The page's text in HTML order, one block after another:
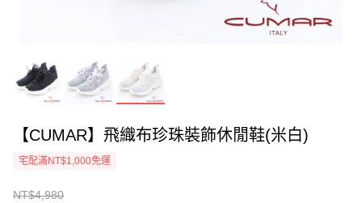
【CUMAR】飛織布珍珠裝飾休閒鞋(米白)
宅配滿NT$1,000免運
NT$4,980